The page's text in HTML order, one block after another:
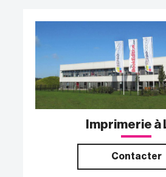
Imprimerie à
Contacter